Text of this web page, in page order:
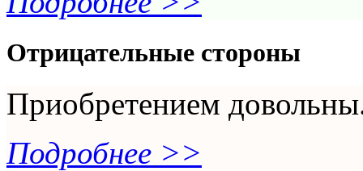
Отрицательные стороны
Приобретением
Подробнее >>